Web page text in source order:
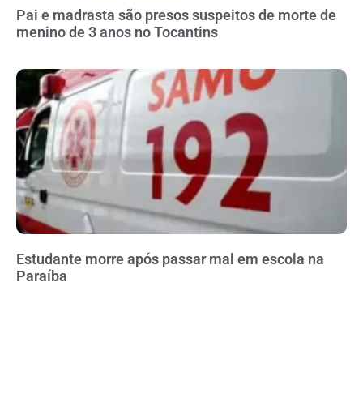
Pai e madrasta são presos suspeitos de morte de
menino de 3 anos no Tocantins
Estudante morre após passar mal em escola na
Paraíba